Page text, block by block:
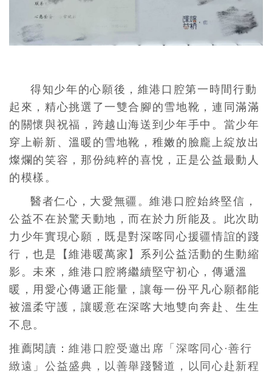
得知少年的心願後，維港口腔第一時間行動
起來，精心挑選了一雙合腳的雪地靴，連同滿滿
的關懷與祝福，跨越山海送到少年手中。當少年
穿上嶄新、溫暖的雪地靴，稚嫩的臉龐上綻放出
燦爛的笑容，那份純粹的喜悅，正是公益最動人
的模樣。
醫者仁心，大愛無疆。維港口腔始終堅信，
公益不在於驚天動地，而在於力所能及。此次助
力少年實現心願，既是對深喀同心援疆情誼的踐
行，也是【維港暖萬家】系列公益活動的生動縮
影。未來，維港口腔將繼續堅守初心，傳遞溫
暖，用愛心傳遞正能量，讓每一份平凡心願都能
被溫柔守護，讓暖意在深喀大地雙向奔赴、生生
不息。
推薦閱讀：維港口腔受邀出席「深喀同心·善行
緻遠」公益盛典，以善舉踐醫道，以同心赴新程